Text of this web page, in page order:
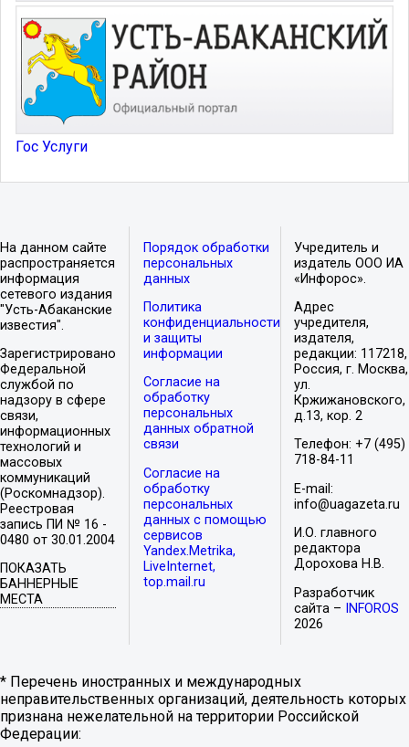
Гос Услуги
На данном сайте
распространяется
информация
сетевого издания
"Усть-Абаканские
известия".
Зарегистрировано
Федеральной
службой по
надзору в сфере
связи,
информационных
технологий и
массовых
коммуникаций
(Роскомнадзор).
Реестровая
запись ПИ № 16 -
0480 от 30.01.2004
ПОКАЗАТЬ
БАННЕРНЫЕ
МЕСТА
Порядок обработки
персональных
данных
Политика
конфиденциальности
и защиты
информации
Согласие на
обработку
персональных
данных обратной
связи
Согласие на
обработку
персональных
данных с помощью
сервисов
Yandex.Metrika,
LiveInternet,
top.mail.ru
Учредитель и
издатель ООО ИА
«Инфорос».
Адрес
учредителя,
издателя,
редакции: 117218,
Россия, г. Москва,
ул.
Кржижановского,
д.13, кор. 2
Телефон: +7 (495)
718-84-11
E-mail:
info@uagazeta.ru
И.О. главного
редактора
Дорохова Н.В.
Разработчик
сайта –
INFOROS
2026
* Перечень иностранных и международных
неправительственных организаций, деятельность которых
признана нежелательной на территории Российской
Федерации: